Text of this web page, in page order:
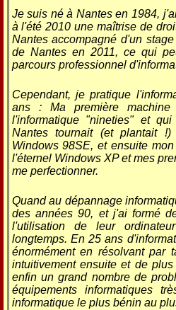
Je suis né à Nantes en 1984,
à l'été 2010 une maîtrise de
Nantes accompagné d'un
de Nantes en 2011, ce qui
parcours professionnel
Cependant, je pratique
ans : Ma première
l'informatique "nineties" et
Nantes tournait (et plantait
Windows 98SE, et ensuite
l'éternel Windows XP et mes
me perfectionner.
Quand au dépannage
des années 90, et j'ai formé
l'utilisation de leur
longtemps. En 25 ans
énormément en résolvant par
intuitivement ensuite et de
enfin un grand nombre de
équipements informatiques
informatique le plus bénin au